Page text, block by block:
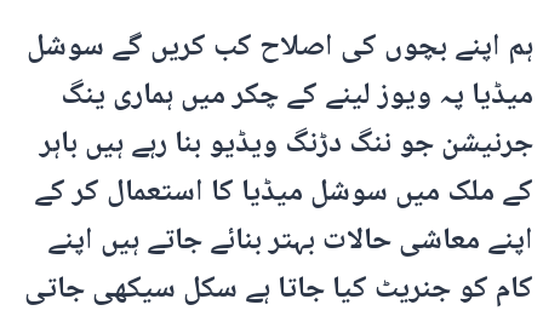
ہم اپنے بچوں کی اصلاح کب کریں گے سوشل
میڈیا پہ ویوز لینے کے چکر میں ہماری ینگ
جرنیشن جو ننگ دڑنگ ویڈیو بنا رہے ہیں باہر
کے ملک میں سوشل میڈیا کا استعمال کر کے
اپنے معاشی حالات بہتر بنائے جاتے ہیں اپنے
کام کو جنریٹ کیا جاتا ہے سکل سیکھی جاتی